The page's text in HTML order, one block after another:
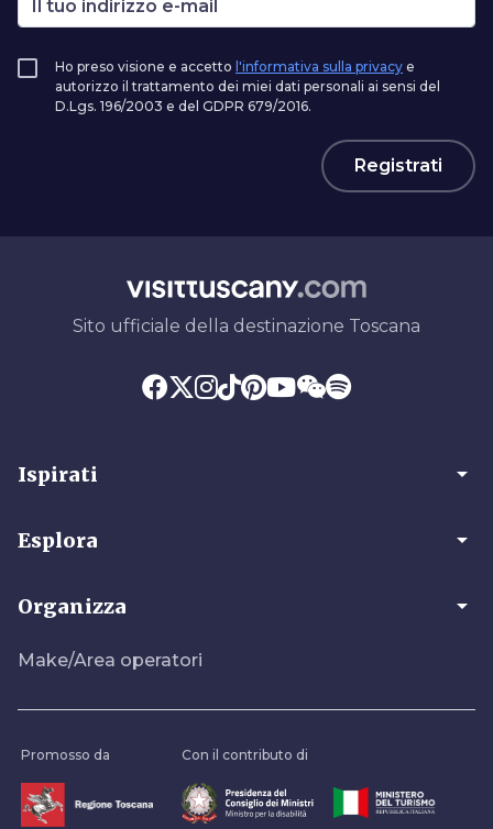
Ho preso visione e accetto l'informativa sulla privacy e
autorizzo il trattamento dei miei dati personali ai sensi del
D.Lgs. 196/2003 e del GDPR 679/2016.
Registrati
Sito ufficiale della destinazione Toscana
Ispirati arrow_drop_down
Esplora arrow_drop_down
Organizza arrow_drop_down
Make/Area operatori
Promosso da Con il contributo di